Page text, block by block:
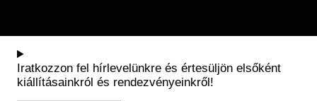
Iratkozzon fel hírlevelünkre és értesüljön elsőként
kiállításainkról és rendezvényeinkről!